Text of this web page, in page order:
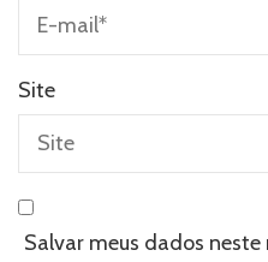
Site
Salvar meus dados